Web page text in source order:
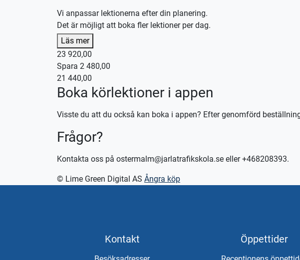
Vi anpassar lektionerna efter din planering.
Det är möjligt att boka fler lektioner per dag.
Denna körlektion utförs med en manuellt växlad bil, körkortstillstånd
Kontakta oss för bokning eller logga in på appen TABS Elev
Vid önskemål om betalning via faktura, vänligen kontakta
Läs mer
23 920,00
Spara 2 480,00
21 440,00
Boka körlektioner i appen
Visste du att du också kan boka i appen? Efter genomförd
Frågor?
Kontakta oss på ostermalm@jarlatrafikskola.se eller +468208393.
© Lime Green Digital AS Ångra köp
Kontakt Öppettider